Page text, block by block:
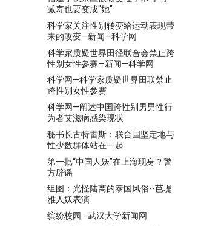
减寿也要变成"她"
科学家关注性别转变给运动表现带
来的改变—新闻—科学网
科学家质疑世界田径联合会禁止跨
性别女性参赛—新闻—科学网
科学网—科学家质疑世界田联禁止
跨性别女性参赛
科学网—阐述中国跨性别男男性行
为者艾滋病感染现状
秘书长古特雷斯：联合国坚定地与
性少数群体站在一起
第一批“中国人妖”在上海现身？警
方辟谣
组图：光怪陆离的泰国风俗--芭堤
雅人妖表演
缤纷校园 - 武汉大学新闻网